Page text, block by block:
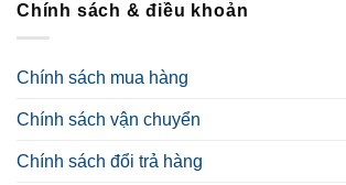
Chính sách & điều khoản
Chính sách mua hàng
Chính sách vận chuyển
Chính sách đổi trả hàng